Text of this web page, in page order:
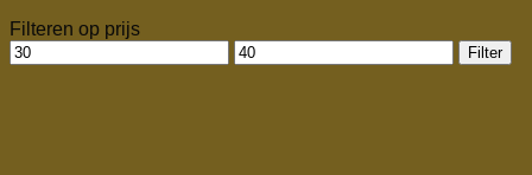
Filteren op prijs
Min.
prijs
Max.
prijs
Filter